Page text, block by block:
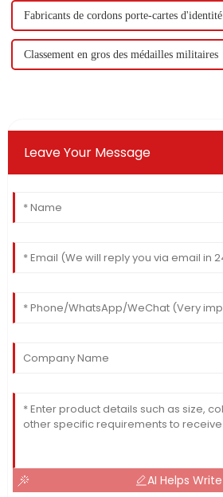
Fabricants de cordons porte-cartes d'identité
Classement en gros des médailles militaires
Leave Your Message
AI Helps Write